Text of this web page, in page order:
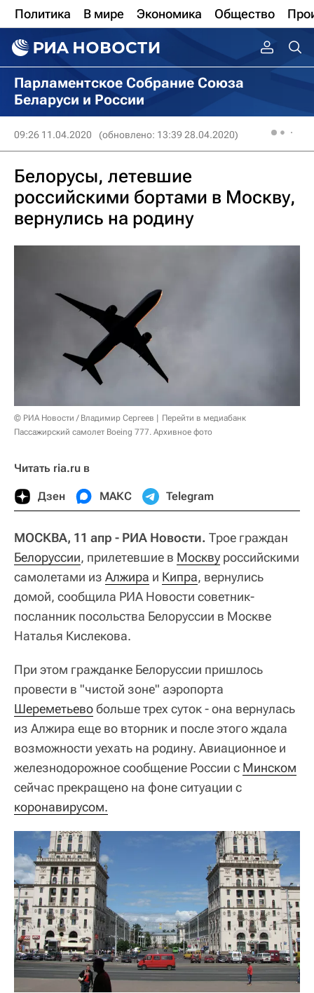
Политика В мире Экономика Общество
Парламентское Собрание Союза
Беларуси и России
09:26 11.04.2020 (обновлено: 13:39 28.04.2020)
Белорусы, летевшие
российскими бортами в Москву,
вернулись на родину
© РИА Новости / Владимир Сергеев
Перейти в медиабанк
Пассажирский самолет Boeing 777. Архивное фото
Читать ria.ru в
Дзен МАКС Telegram
МОСКВА, 11 апр - РИА Новости. Трое граждан
Белоруссии, прилетевшие в Москву российскими
самолетами из Алжира и Кипра, вернулись
домой, сообщила РИА Новости советник-
посланник посольства Белоруссии в Москве
Наталья Кислекова.
При этом гражданке Белоруссии пришлось
провести в "чистой зоне" аэропорта
Шереметьевобольше трех суток - она вернулась
из Алжира еще во вторник и после этого ждала
возможности уехать на родину. Авиационное и
железнодорожное сообщение России с Минском
сейчас прекращено на фоне ситуации с
коронавирусом.